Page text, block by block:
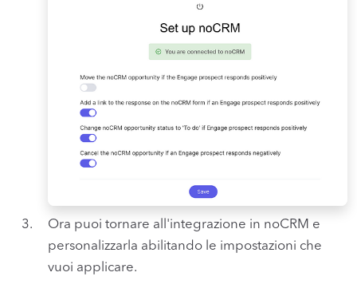
Ora puoi tornare all'integrazione in noCRM e
personalizzarla abilitando le impostazioni che
vuoi applicare.